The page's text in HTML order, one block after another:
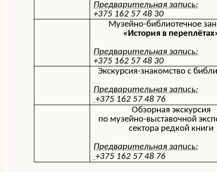
Предварительная запись:
+375 162 57 48 30
Музейно-библиотечное
«История в
Предварительная запись:
+375 162 57 48 30
Экскурсия-знакомство с
Предварительная запись:
+375 162 57 48 76
Обзорная экскурсия
по музейно-выставочной
сектора редкой книги
Предварительная запись:
+375 162 57 48 76